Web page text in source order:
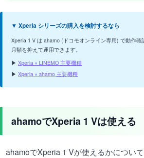
▼ Xperia シリーズの購入を検討するなら
Xperia 1 V は ahamo (ドコモオンライン専用) で動作
月額を抑えて運用できます。
▶ Xperia × LINEMO 主要機種
▶ Xperia × ahamo 主要機種
ahamoでXperia 1 Vは使える
ahamoでXperia 1 Vが使えるかについて